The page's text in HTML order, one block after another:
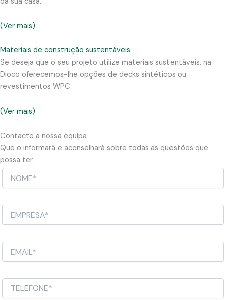
(Ver mais)
Materiais de construção sustentáveis
Se deseja que o seu projeto utilize materiais sustentáveis, na
Dioco oferecemos-lhe opções de decks sintéticos ou
revestimentos WPC.
(Ver mais)
Contacte a nossa equipa
Que o informará e aconselhará sobre todas as questões que
possa ter.